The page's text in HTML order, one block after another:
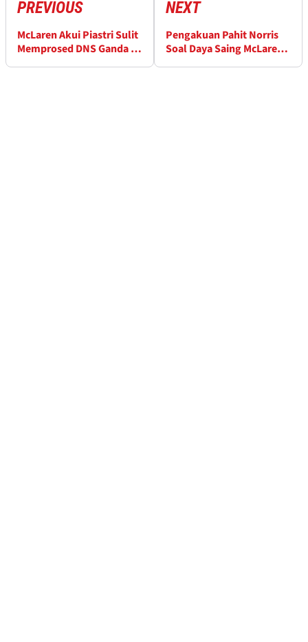
PREVIOUS
McLaren Akui Piastri Sulit
Memprosed DNS Ganda di
NEXT
Pengakuan Pahit Norris
Soal Daya Saing McLaren